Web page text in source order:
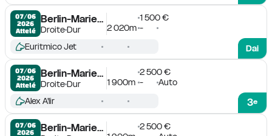
07/06
2026
Attelé
Berlin-Mariendorf
DroiteDur
1 500 €
2 020m -
Dai
Euritmico Jet
07/06
2026
Attelé
Berlin-Mariendorf
DroiteDur
2 500 €
1 900m - Auto
3e
Alex A'lir
07/06
2026
Berlin-Mariendorf
2 500 €